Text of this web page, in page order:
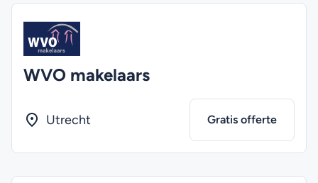
WVO makelaars
Utrecht Gratis offerte